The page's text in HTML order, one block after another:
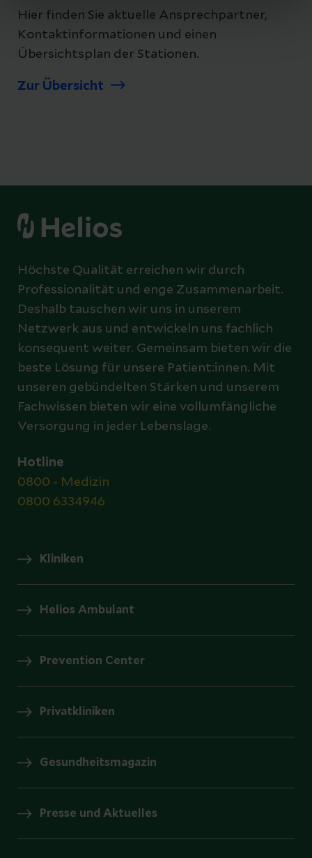
Hier finden Sie aktuelle Ansprechpartner,
Kontaktinformationen und einen
Übersichtsplan der Stationen.
Zur Übersicht
Höchste Qualität erreichen wir durch
Professionalität und enge Zusammenarbeit.
Deshalb tauschen wir uns in unserem
Netzwerk aus und entwickeln uns fachlich
konsequent weiter. Gemeinsam bieten wir die
beste Lösung für unsere Patient:innen. Mit
unseren gebündelten Stärken und unserem
Fachwissen bieten wir eine vollumfängliche
Versorgung in jeder Lebenslage.
Hotline
0800 - Medizin
0800 6334946
Kliniken
Helios Ambulant
Prevention Center
Privatkliniken
Gesundheitsmagazin
Presse und Aktuelles